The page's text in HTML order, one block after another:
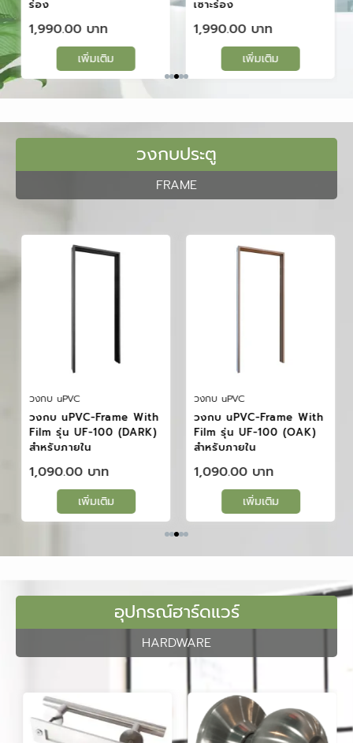
ร่อง
1,990.00
เพิ่มเติม
เซาะร่อง
1,990.00
เพิ่มเติม
วงกบประตู
FRAME
วงกบ uPVC
วงกบ uPVC-Frame With
Film รุ่น UF-100 (DARK)
สำหรับภายใน
1,090.00
เพิ่มเติม
วงกบ uPVC
วงกบ uPVC-Frame With
Film รุ่น UF-100 (OAK)
สำหรับภายใน
1,090.00
เพิ่มเติม
อุปกรณ์ฮาร์ดแวร์
HARDWARE